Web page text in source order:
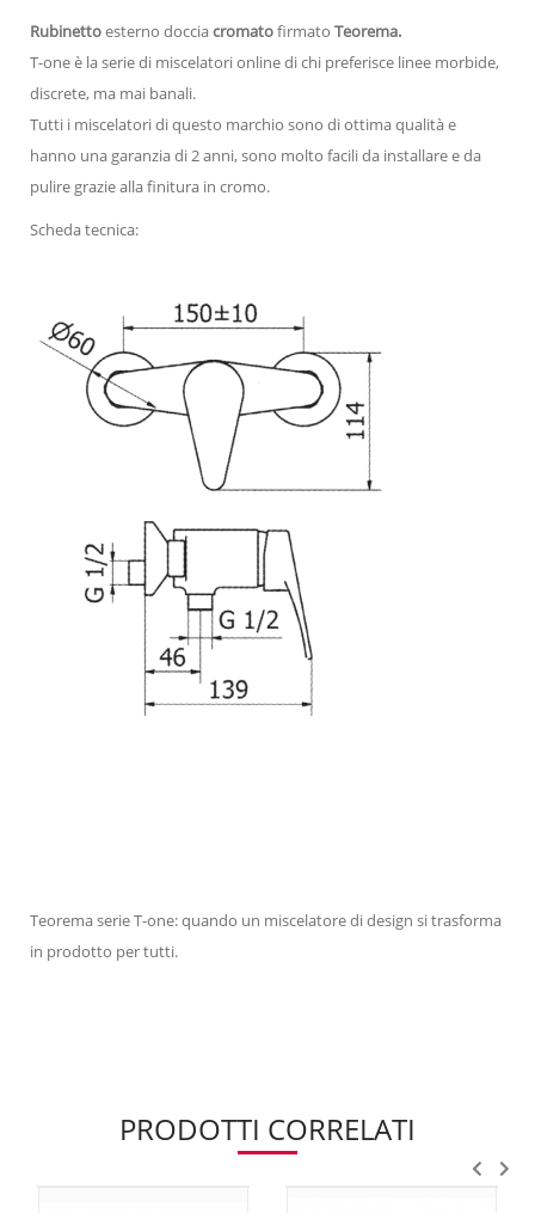
Rubinettoesterno docciacromatofirmato Teorema.
T-one è la serie di miscelatori online di chi preferisce linee morbide,
discrete, ma mai banali.
Tutti i miscelatori di questo marchio sono di ottima qualità e
hanno una garanzia di 2 anni, sono molto facili da installare e da
pulire grazie alla finitura in cromo.
Scheda tecnica:
Teorema serie T-one: quando un miscelatore di design si trasforma
in prodotto per tutti.
PRODOTTI CORRELATI